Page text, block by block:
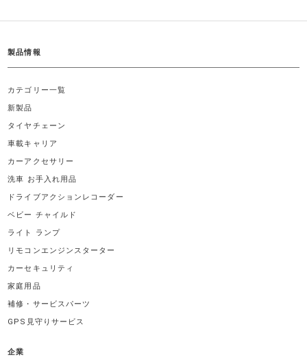
製品情報
カテゴリー一覧
新製品
タイヤチェーン
車載キャリア
カーアクセサリー
洗車 お手入れ用品
ドライブアクションレコーダー
ベビー チャイルド
ライト ランプ
リモコンエンジンスターター
カーセキュリティ
家庭用品
補修・サービスパーツ
GPS見守りサービス
企業